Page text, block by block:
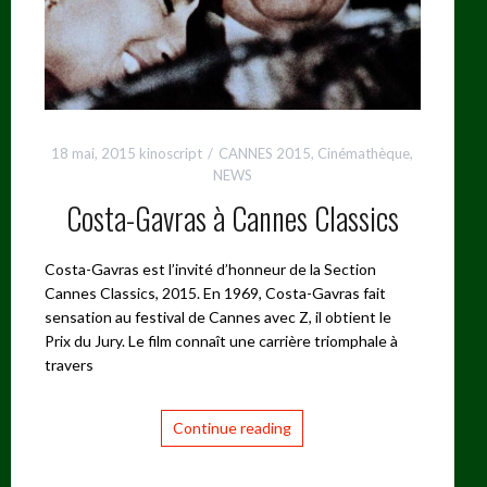
18 mai, 2015 kinoscript CANNES 2015, Cinémathèque,
NEWS
Costa-Gavras à Cannes Classics
Costa-Gavras est l’invité d’honneur de la Section
Cannes Classics, 2015. En 1969, Costa-Gavras fait
sensation au festival de Cannes avec Z, il obtient le
Prix du Jury. Le film connaît une carrière triomphale à
travers
Continue reading